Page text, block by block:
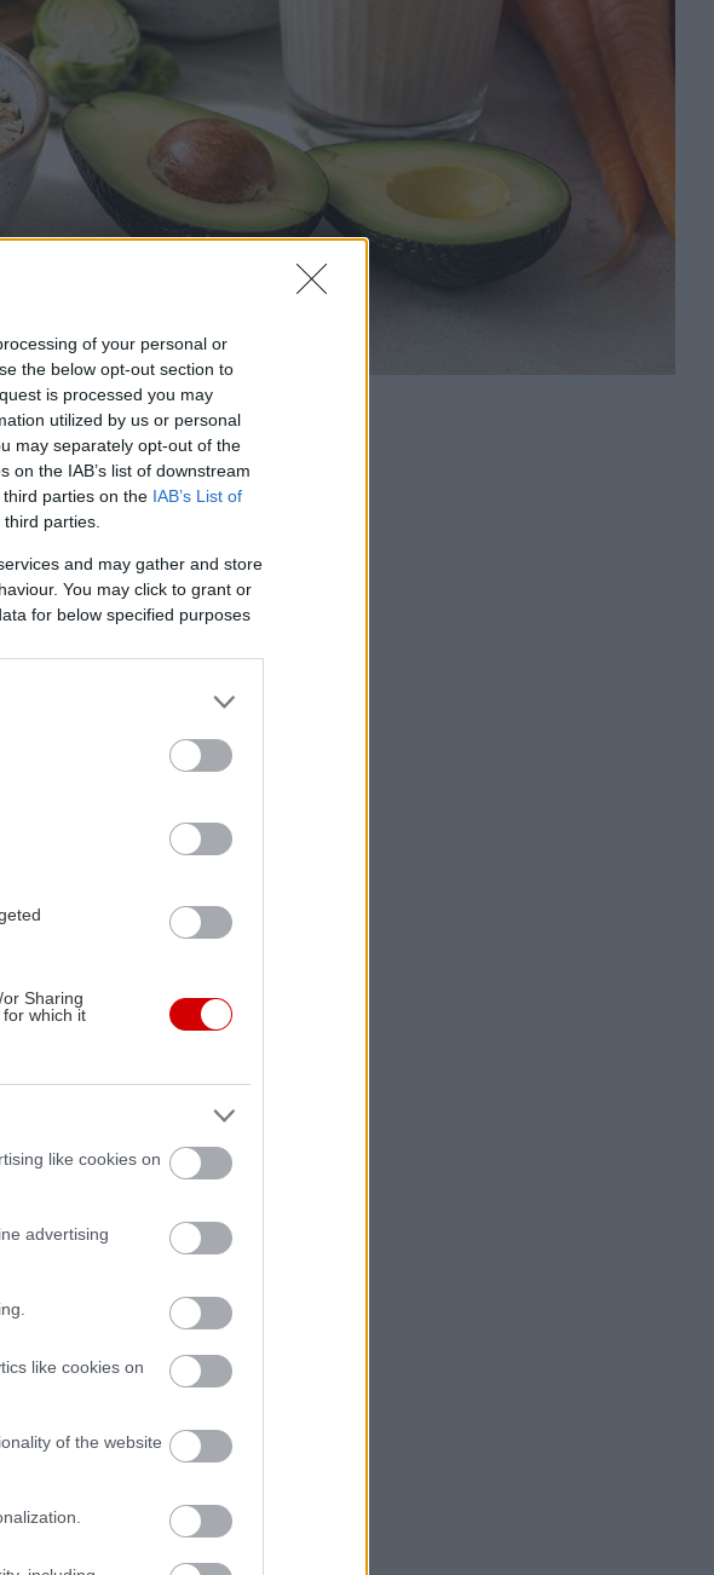
of your personal or
the below opt-out section to
is processed you may
utilized by us or personal
may separately opt-out of the
the IAB’s list of downstream
parties on the IAB’s List of
parties.
and may gather and store
You may click to grant or
for below specified purposes
Sharing
which it
like cookies on
advertising
like cookies on
of the website
συζήτηση
γύρω από το
πιο πιασάρικος όρος: τα
που υποτίθεται πως
όπως η σεμαγλουτίδη,
αυτά είναι ειδικά